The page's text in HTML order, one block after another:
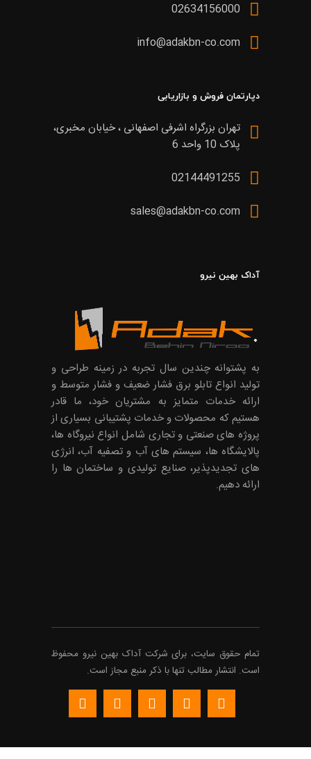
02634156000
info@adakbn-co.com
دپارتمان فروش و بازاریابی
تهران بزرگراه اشرفی اصفهانی ، خیابان مخبری،
پلاک 10 واحد 6
02144491255
sales@adakbn-co.com
آداک بهین نیرو
به پشتوانه چندین سال تجربه در زمینه طراحی و
تولید انواع تابلو برق فشار ضعیف و فشار متوسط و
ارائه خدمات متمایز به مشتریان خود، ما قادر
هستیم که محصولات و خدمات پشتیبانی بسیاری از
پروژه های صنعتی و تجاری شامل انواع نیروگاه ها،
پالایشگاه ها، سیستم های آب و تصفیه آب، انرژی
های تجدیدپذیر، صنایع تولیدی و ساختمان ها را
ارائه دهیم.
تمام حقوق سایت، برای شرکتآداکبهین نیرو محفوظ
است. انتشار مطالب تنها با ذکر منبع مجاز است.